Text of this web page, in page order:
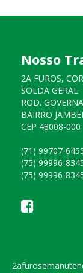
Nosso
2A FUROS,
SOLDA GERAL
ROD.
BAIRRO
CEP 48008-000
(71) 99707-
(75) 99996-
(75) 99996-